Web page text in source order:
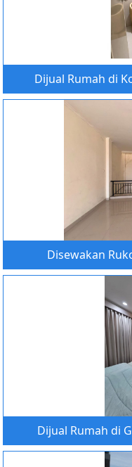
Dijual Rumah di
Disewakan
Dijual Rumah di